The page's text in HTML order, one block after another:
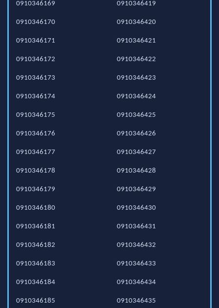
0910346169
0910346170
0910346171
0910346172
0910346173
0910346174
0910346175
0910346176
0910346177
0910346178
0910346179
0910346180
0910346181
0910346182
0910346183
0910346184
0910346185
0910346419
0910346420
0910346421
0910346422
0910346423
0910346424
0910346425
0910346426
0910346427
0910346428
0910346429
0910346430
0910346431
0910346432
0910346433
0910346434
0910346435